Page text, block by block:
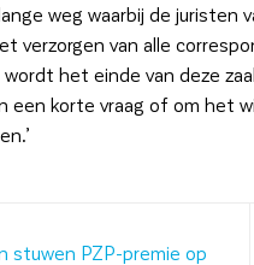
weg waarbij de juristen
verzorgen van alle
het einde van deze
een korte vraag of om het
stuwen PZP-premie op